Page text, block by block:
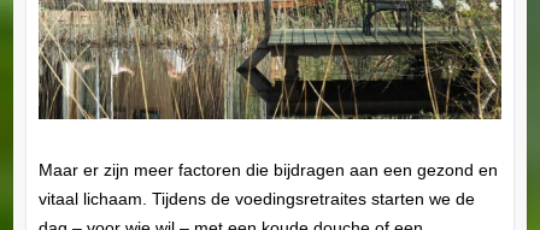
Maar er zijn meer factoren die bijdragen aan een gezond en
vitaal lichaam. Tijdens de voedingsretraites starten we de